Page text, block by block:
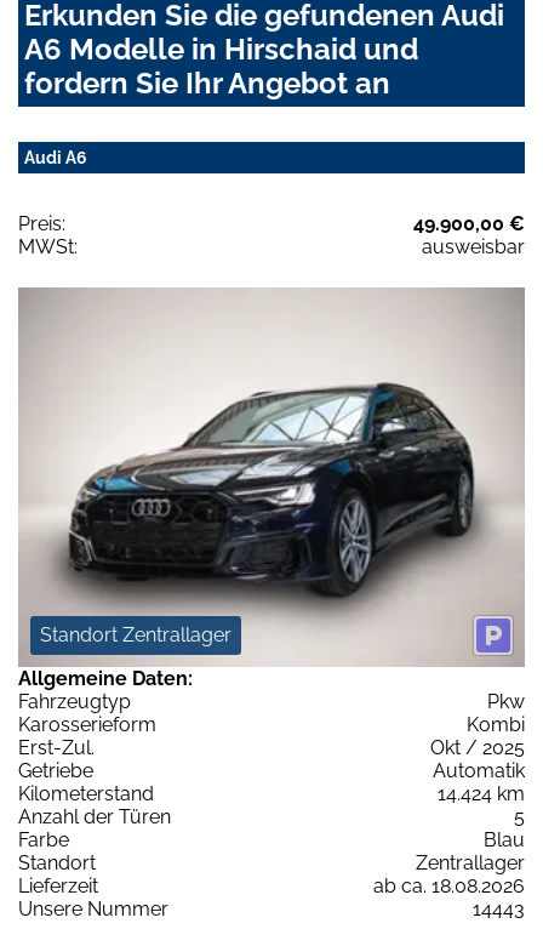
Erkunden Sie die gefundenen Audi
A6 Modelle in Hirschaid und
fordern Sie Ihr Angebot an
Audi A6
Preis:
49.900,00 €
MWSt:
ausweisbar
Standort Zentrallager
Allgemeine Daten:
Fahrzeugtyp
Pkw
Karosserieform
Kombi
Erst-Zul.
Okt / 2025
Getriebe
Automatik
Kilometerstand
14.424 km
Anzahl der Türen
5
Farbe
Blau
Standort
Zentrallager
Lieferzeit
ab ca. 18.08.2026
Unsere Nummer
14443